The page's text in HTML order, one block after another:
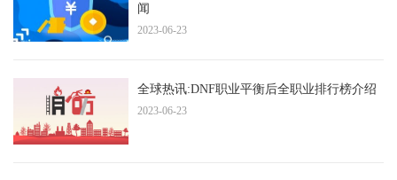
闻
2023-06-23
全球热讯:DNF职业平衡后全职业排行榜介绍
2023-06-23